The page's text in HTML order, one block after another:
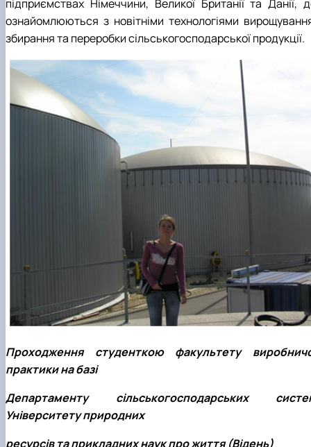
підприємствах Німеччини, Великої Британії та Данії,
ознайомлюються з новітніми технологіями
збирання та переробки сільськогосподарської продукції.
Проходження студенткою факультету
практики на базі
Департаменту сільськогосподарських
Університету природних
ресурсів та прикладних наук про життя (Відень)